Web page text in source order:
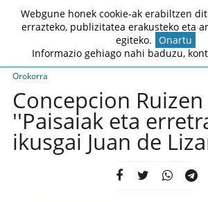
Orokorra
Concepcion Ruizen
''Paisaiak eta
ikusgai Juan de
Webgune honek cookie-ak erabiltzen
errazteko, publizitatea erakusteko eta
egiteko. Onartu
Informazio gehiago nahi baduzu,